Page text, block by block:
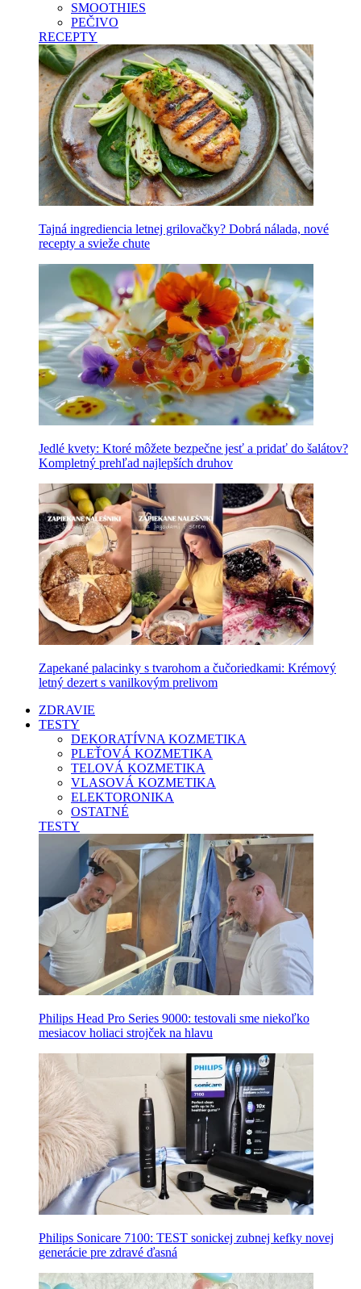
SMOOTHIES
PEČIVO
RECEPTY
Tajná ingrediencia letnej grilovačky? Dobrá nálada, nové
recepty a svieže chute
Jedlé kvety: Ktoré môžete bezpečne jesť a pridať do šalátov?
Kompletný prehľad najlepších druhov
Zapekané palacinky s tvarohom a čučoriedkami: Krémový
letný dezert s vanilkovým prelivom
ZDRAVIE
TESTY
DEKORATÍVNA KOZMETIKA
PLEŤOVÁ KOZMETIKA
TELOVÁ KOZMETIKA
VLASOVÁ KOZMETIKA
ELEKTORONIKA
OSTATNÉ
TESTY
Philips Head Pro Series 9000: testovali sme niekoľko
mesiacov holiaci strojček na hlavu
Philips Sonicare 7100: TEST sonickej zubnej kefky novej
generácie pre zdravé ďasná